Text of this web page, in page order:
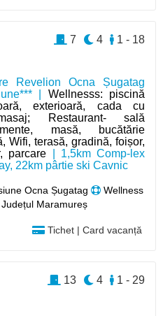
Revelion Ocna Șugatag
| Wellnesss: piscină
exterioară, cada cu
Restaurant- sală
masă, bucătărie
Wifi, terasă, gradină, foișor,
parcare | 1,5km Comp-lex
22km pârtie ski Cavnic
Ocna Șugatag
Wellness
Județul Maramureș
Tichet | Card vacanță
1 - 18
4
7
1 - 29
4
13